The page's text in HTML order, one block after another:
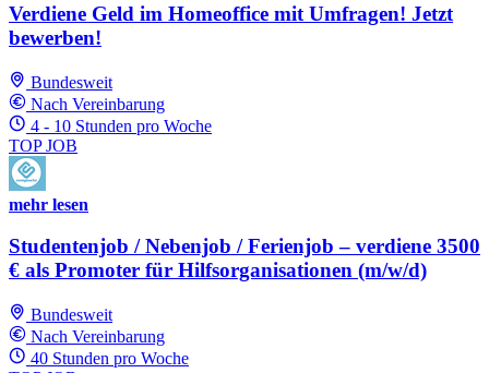
Verdiene Geld im Homeoffice mit Umfragen! Jetzt
bewerben!
Bundesweit
Nach Vereinbarung
4 - 10 Stunden pro Woche
TOP JOB
mehr lesen
Studentenjob / Nebenjob / Ferienjob – verdiene 3500
€ als Promoter für Hilfsorganisationen (m/w/d)
Bundesweit
Nach Vereinbarung
40 Stunden pro Woche